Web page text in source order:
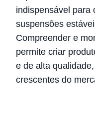
indispensável para
suspensões
Compreender e
permite criar
e de alta
crescentes do